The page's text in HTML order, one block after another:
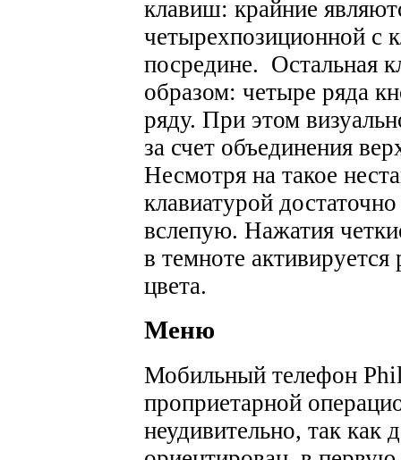
клавиш: крайние
четырехпозиционной с
посредине. Остальная
образом: четыре ряда
ряду. При этом
за счет объединения
Несмотря на такое
клавиатурой
вслепую. Нажатия
в темноте активируется
цвета.
Меню
Мобильный телефон
проприетарной
неудивительно, так